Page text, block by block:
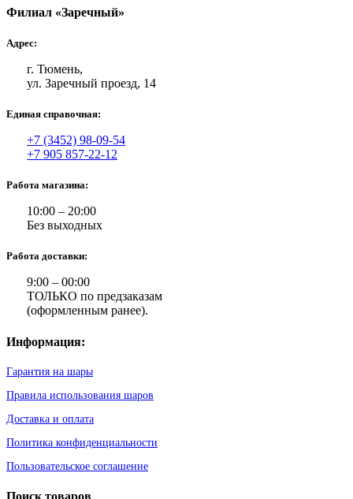
Филиал «Заречный»
Адрес:
г. Тюмень,
ул. Заречный проезд, 14
Единая справочная:
+7 (3452) 98-09-54
+7 905 857-22-12
Работа магазина:
10:00 – 20:00
Без выходных
Работа доставки:
9:00 – 00:00
ТОЛЬКО по предзаказам
(оформленным ранее).
Информация:
Гарантия на шары
Правила использования шаров
Доставка и оплата
Политика конфиденциальности
Пользовательское соглашение
Поиск товаров